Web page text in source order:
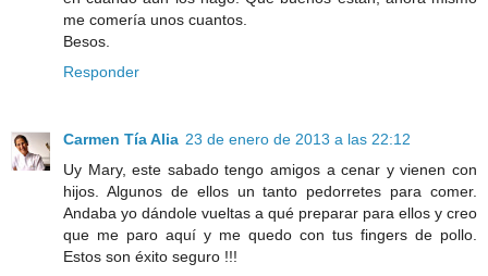
me comería unos cuantos.
Besos.
Responder
Carmen Tía Alia 23 de enero de 2013 a las 22:12
Uy Mary, este sabado tengo amigos a cenar y vienen con
hijos. Algunos de ellos un tanto pedorretes para comer.
Andaba yo dándole vueltas a qué preparar para ellos y creo
que me paro aquí y me quedo con tus fingers de pollo.
Estos son éxito seguro !!!